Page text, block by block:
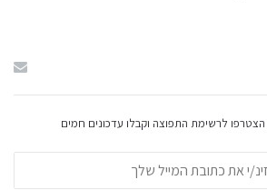
לרשימת התפוצה וקבלו עדכונים חמים